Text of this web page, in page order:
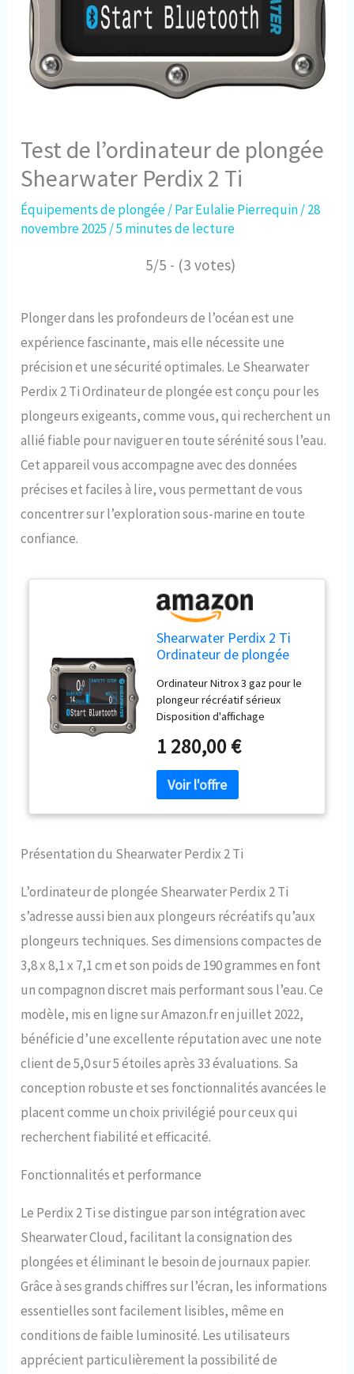
Test de l’ordinateur de plongée
Shearwater Perdix 2 Ti
Équipements de plongée/ ParEulalie Pierrequin/28
novembre 2025 /5 minutes de lecture
5/5 - (3 votes)
Plonger dans les profondeurs de l’océan est une
expérience fascinante, mais elle nécessite une
précision et une sécurité optimales. Le Shearwater
Perdix 2 Ti Ordinateur de plongée est conçu pour les
plongeurs exigeants, comme vous, qui recherchent un
allié fiable pour naviguer en toute sérénité sous l’eau.
Cet appareil vous accompagne avec des données
précises et faciles à lire, vous permettant de vous
concentrer sur l’exploration sous-marine en toute
confiance.
Shearwater Perdix 2 Ti
Ordinateur de plongée
Ordinateur Nitrox 3 gaz pour le
plongeur récréatif sérieux
Disposition d'affichage
Intégration aérienne en option à
2,2 pouces avec une gamme de
couleurs et une saturation vives
et améliorées Piles
1 280,00 €
Présentation du Shearwater Perdix 2 Ti
L’ordinateur de plongée Shearwater Perdix 2 Ti
s’adresse aussi bien aux plongeurs récréatifs qu’aux
plongeurs techniques. Ses dimensions compactes de
3,8 x 8,1 x 7,1 cm et son poids de 190 grammes en font
un compagnon discret mais performant sous l’eau. Ce
modèle, mis en ligne sur Amazon.fr en juillet 2022,
bénéficie d’une excellente réputation avec une note
client de 5,0 sur 5 étoiles après 33 évaluations. Sa
conception robuste et ses fonctionnalités avancées le
placent comme un choix privilégié pour ceux qui
recherchent fiabilité et efficacité.
Fonctionnalités et performance
Le Perdix 2 Ti se distingue par son intégration avec
Shearwater Cloud, facilitant la consignation des
plongées et éliminant le besoin de journaux papier.
Grâce à ses grands chiffres sur l’écran, les informations
essentielles sont facilement lisibles, même en
conditions de faible luminosité. Les utilisateurs
apprécient particulièrement la possibilité de